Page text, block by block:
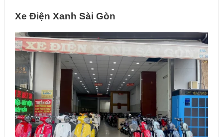
Xe Điện Xanh Sài Gòn